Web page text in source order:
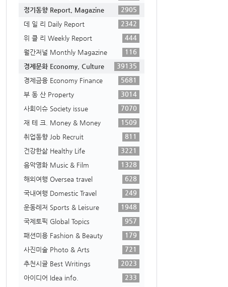
정기동향 Report, Magazine
2905
데 일 리 Daily Report
2342
위 클 리 Weekly Report
444
월간저널 Monthly Magazine
116
경제문화 Economy, Culture
39135
경제금융 Economy Finance
5681
부 동 산 Property
3014
사회이슈 Society issue
7070
재 테 크. Money & Money
1509
취업동향 Job Recruit
811
건강한삶 Healthy Life
3221
음악영화 Music & Film
1328
해외여행 Oversea travel
628
국내여행 Domestic Travel
249
운동레저 Sports & Leisure
1948
국제토픽 Global Topics
957
패션미용 Fashion & Beauty
179
사진미술 Photo & Arts
721
추천시글 Best Writings
2023
아이디어 Idea info.
233